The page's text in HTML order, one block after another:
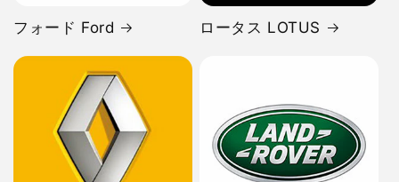
フォード Ford ロータス LOTUS